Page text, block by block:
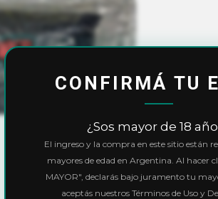
CONFIRMÁ TU
¿Sos mayor de 18
El ingreso y la compra en este sitio están
mayores de edad en Argentina. Al hacer
MAYOR", declarás bajo juramento tu
aceptás nuestros Términos de Uso y